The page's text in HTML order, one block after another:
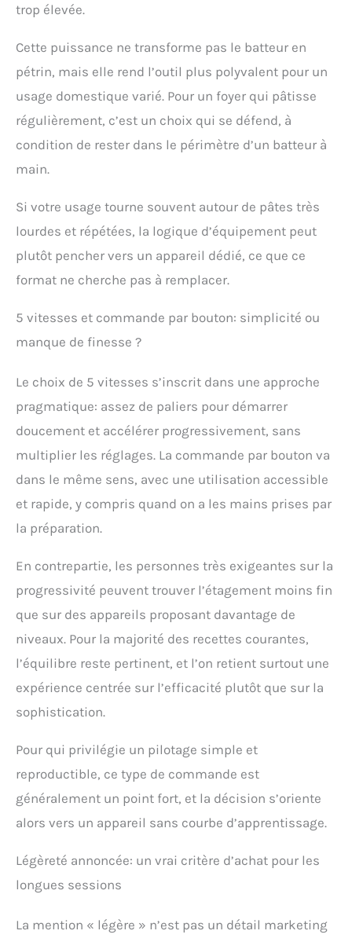
trop élevée.
Cette puissance ne transforme pas le batteur en
pétrin, mais elle rend l’outil plus polyvalent pour un
usage domestique varié. Pour un foyer qui pâtisse
régulièrement, c’est un choix qui se défend, à
condition de rester dans le périmètre d’un batteur à
main.
Si votre usage tourne souvent autour de pâtes très
lourdes et répétées, la logique d’équipement peut
plutôt pencher vers un appareil dédié, ce que ce
format ne cherche pas à remplacer.
5 vitesses et commande par bouton: simplicité ou
manque de finesse ?
Le choix de 5 vitesses s’inscrit dans une approche
pragmatique: assez de paliers pour démarrer
doucement et accélérer progressivement, sans
multiplier les réglages. La commande par bouton va
dans le même sens, avec une utilisation accessible
et rapide, y compris quand on a les mains prises par
la préparation.
En contrepartie, les personnes très exigeantes sur la
progressivité peuvent trouver l’étagement moins fin
que sur des appareils proposant davantage de
niveaux. Pour la majorité des recettes courantes,
l’équilibre reste pertinent, et l’on retient surtout une
expérience centrée sur l’efficacité plutôt que sur la
sophistication.
Pour qui privilégie un pilotage simple et
reproductible, ce type de commande est
généralement un point fort, et la décision s’oriente
alors vers un appareil sans courbe d’apprentissage.
Légèreté annoncée: un vrai critère d’achat pour les
longues sessions
La mention « légère » n’est pas un détail marketing